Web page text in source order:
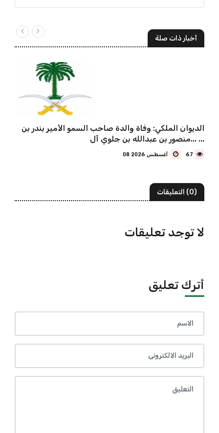
أخبار ذات صلة
الديوان الملكي: وفاة والدة صاحب السمو الأمير بندر بن
منصور بن عبدالله بن جلوي آل... ...
67
(0) التعليقات
لا توجد تعليقات
أترك تعليق